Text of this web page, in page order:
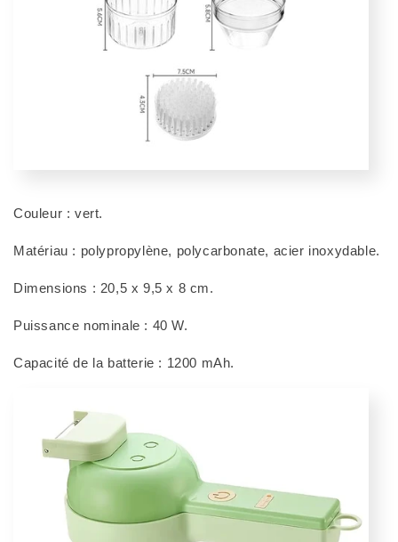
Couleur : vert.
Matériau : polypropylène, polycarbonate, acier inoxydable.
Dimensions : 20,5 x 9,5 x 8 cm.
Puissance nominale : 40 W.
Capacité de la batterie : 1200 mAh.